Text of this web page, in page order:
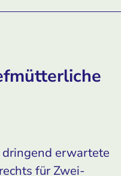
erwartete
für Zwei-